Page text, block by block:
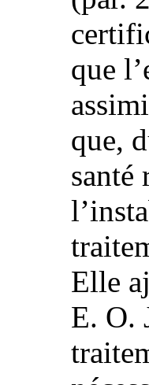
que
que,
santé
Elle
E. O.